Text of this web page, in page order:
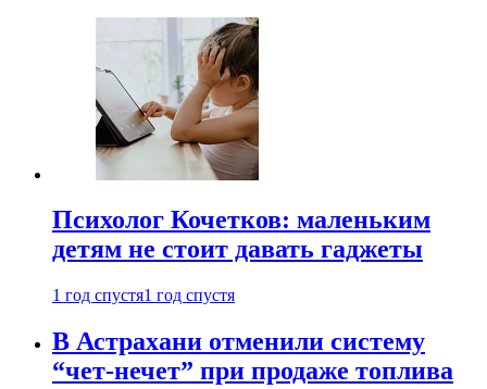
Психолог Кочетков: маленьким
детям не стоит давать гаджеты
1 год спустя1 год спустя
В Астрахани отменили систему
“чет-нечет” при продаже топлива